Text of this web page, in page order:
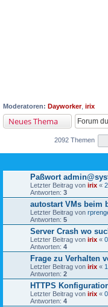
Moderatoren: Dayworker, irix
Neues Thema
2092 Themen
Paßwort
Letzter Beitrag von irix «
Antworten: 3
autostart VMs beim
Letzter Beitrag von
Antworten: 5
Server Crash wo
Letzter Beitrag von irix «
Antworten: 4
Frage zu Verhalten
Letzter Beitrag von irix «
Antworten: 2
HTTPS
Letzter Beitrag von irix «
Antworten: 4